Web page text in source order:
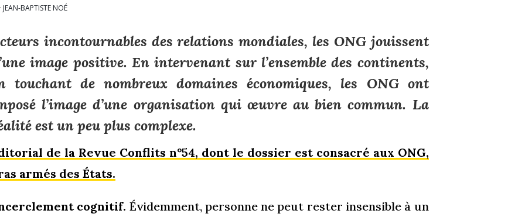
JEAN-BAPTISTE NOÉ
incontournables des relations mondiales, les ONG jouissent
image positive. En intervenant sur l’ensemble des continents,
touchant de nombreux domaines économiques, les ONG ont
l’image d’une organisation qui œuvre au bien commun. La
est un peu plus complexe.
de la Revue Conflits n°54, dont le dossier est consacré aux ONG,
armés des États.
cognitif. Évidemment, personne ne peut rester insensible à un